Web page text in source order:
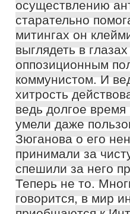
осуществлению
старательно
митингах он
выглядеть в
оппозиционным
коммунистом. И
хитрость
ведь долгое
умели даже
Зюганова о его
принимали за
спешили за него
Теперь не то.
говорится, в мир